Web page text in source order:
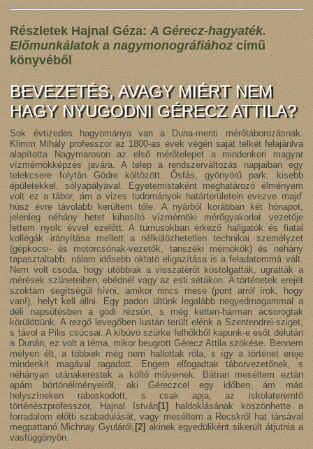
Részletek Hajnal Géza:A Gérecz-hagyaték.
Előmunkálatok a nagymonográfiáhozcímű
könyvéből
BEVEZETÉS, AVAGY MIÉRT NEM
HAGY NYUGODNI GÉRECZ ATTILA?
Sok évtizedes hagyománya van a Duna-menti mérőtáborozásnak.
Klimm Mihály professzor az 1800-as évek végén saját telkét felajánlva
alapította Nagymaroson az első mérőtelepet a mindenkori magyar
vízmérnökképzés javára. A telep a rendszerváltozás napjaiban egy
telekcsere folytán Gödre költözött. Ősfás, gyönyörű park, kisebb
épületekkel, sólyapályával. Egyetemistaként meghatározó élményem
volt ez a tábor, ám a vizes tudományok határterületein evezve majd’
húsz évre távolabb kerültem tőle. A nyárból korábban két hónapot,
jelenleg néhány hetet kihasító vízmérnöki mérőgyakorlat vezetője
lettem nyolc évvel ezelőtt. A turnusokban érkező hallgatók és fiatal
kollégák irányítása mellett a nélkülözhetetlen technikai személyzet
(gépkocsi- és motorcsónak-vezetők, tanszéki mérnökök) és néhány
tapasztaltabb, nálam idősebb oktató eligazítása is a feladatommá vált.
Nem volt csoda, hogy utóbbiak a visszatérőt kóstolgatták, ugratták a
mérések szüneteiben, ebédnél vagy az esti sétákon. A történetek erejét
szoktam segítségül hívni, amikor nincs mese (pont arról írok, hogy
van!), helyt kell állni. Egy padon ültünk legalább negyedmagammal a
déli napsütésben a gödi rézsűn, s még ketten-hárman ácsorogtak
körülöttünk. A rezgő levegőben lustán terült elénk a Szentendrei-sziget,
s távol a Pilis csúcsai. A kibúvó szürke felhőkből kapunk-e esőt délután
a Dunán, ez volt a téma, mikor beugrott Gérecz Attila szökése. Bennem
mélyen élt, a többiek még nem hallottak róla, s így a történet ereje
mindenkit magával ragadott. Engem elfogadtak táborvezetőnek, s
néhányan utánakerestek a költő műveinek. Bátran meséltem eztán
apám börtönélményeiről, aki Géreczcel egy időben, ám más
helyszíneken raboskodott, s csak apja, az iskolateremtő
történészprofesszor, Hajnal István[1]
haldoklásának köszönhette a
forradalom előtti szabadulását, vagy meséltem a Recskről hat társával
megpattanó Michnay Gyuláról,[2] akinek egyedüliként sikerült átjutnia a
vasfüggönyön.